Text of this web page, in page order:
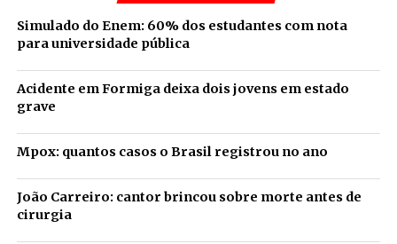
Simulado do Enem: 60% dos estudantes com nota
para universidade pública
Acidente em Formiga deixa dois jovens em estado
grave
Mpox: quantos casos o Brasil registrou no ano
João Carreiro: cantor brincou sobre morte antes de
cirurgia